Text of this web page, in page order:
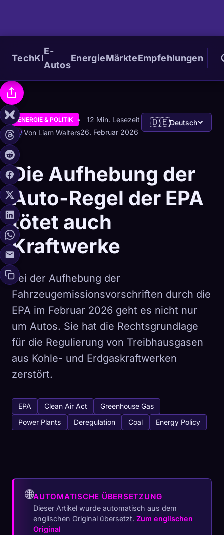
TechKI
E-
Autos
EnergieMärkteEmpfehlungen
ENERGIE & POLITIK
12 Min. Lesezeit
Von Liam Walters26. Februar 2026
🇩🇪Deutsch
Die Aufhebung der
Auto-Regel der EPA
tötet auch
Kraftwerke
Bei der Aufhebung der
Fahrzeugemissionsvorschriften durch die
EPA im Februar 2026 geht es nicht nur
um Autos. Sie hat die Rechtsgrundlage
für die Regulierung von Treibhausgasen
aus Kohle- und Erdgaskraftwerken
zerstört.
EPA Clean Air Act
Greenhouse Gas
Power Plants
Deregulation Coal Energy Policy
🌐AUTOMATISCHE ÜBERSETZUNG
Dieser Artikel wurde automatisch aus dem
englischen Original übersetzt. Zum englischen
Original